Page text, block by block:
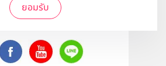
ยอมรับ
ติดตามเราได้ที่